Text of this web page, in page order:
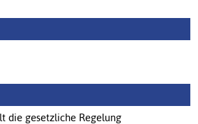
die gesetzliche Regelung